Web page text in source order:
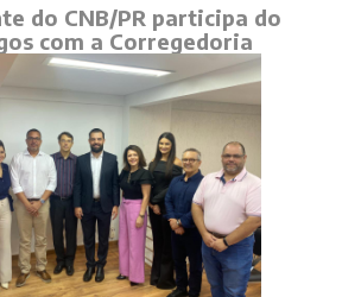
do CNB/PR participa do
com a Corregedoria